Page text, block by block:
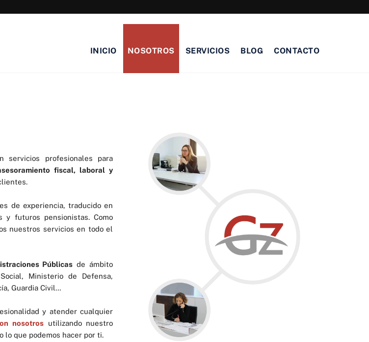
INICIO NOSOTROS SERVICIOS BLOG CONTACTO
servicios profesionales para
fiscal, laboral y
de experiencia, traducido en
y futuros pensionistas. Como
nuestros servicios en todo el
Públicas de ámbito
Ministerio de Defensa,
Guardia Civil…
y atender cualquier
nosotrosutilizando nuestro
lo que podemos hacer por ti.